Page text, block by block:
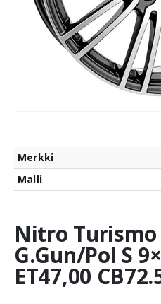
Merkki
Malli
Nitro Turismo
G.Gun/Pol S
ET47,00